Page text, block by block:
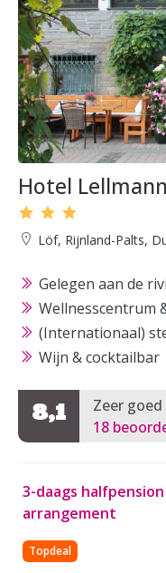
Hotel
Löf, Rijnland-Palts,
Gelegen aan de
Wellnesscentrum
(Internationaal)
Wijn & cocktailbar
8,1
Zeer goed
18
3-daags halfpension
arrangement
Topdeal